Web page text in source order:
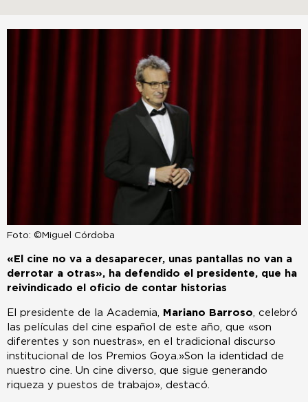
Foto: ©Miguel Córdoba
«El cine no va a desaparecer, unas pantallas no van a
derrotar a otras», ha defendido el presidente, que ha
reivindicado el oficio de contar historias
El presidente de la Academia, Mariano Barroso, celebró
las películas del cine español de este año, que «son
diferentes y son nuestras», en el tradicional discurso
institucional de los Premios Goya.»Son la identidad de
nuestro cine. Un cine diverso, que sigue generando
riqueza y puestos de trabajo», destacó.